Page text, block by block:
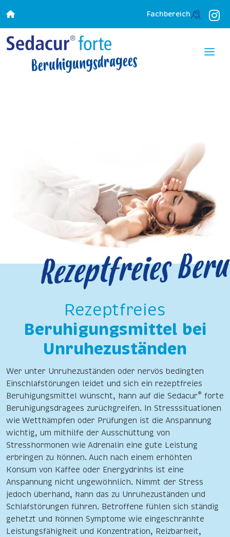
Fachbereich
Rezeptfreies
Rezeptfreies
Beruhigungsmittel bei
Unruhezuständen
Wer unter Unruhezuständen oder nervös bedingten
Einschlafstörungen leidet und sich ein rezeptfreies
Beruhigungsmittel wünscht, kann auf die Sedacur® forte
Beruhigungsdragees zurückgreifen. In Stresssituationen
wie Wettkämpfen oder Prüfungen ist die Anspannung
wichtig, um mithilfe der Ausschüttung von
Stresshormonen wie Adrenalin eine gute Leistung
erbringen zu können. Auch nach einem erhöhten
Konsum von Kaffee oder Energydrinks ist eine
Anspannung nicht ungewöhnlich. Nimmt der Stress
jedoch überhand, kann das zu Unruhezuständen und
Schlafstörungen führen. Betroffene fühlen sich ständig
gehetzt und können Symptome wie eingeschränkte
Leistungsfähigkeit und Konzentration, Reizbarkeit,